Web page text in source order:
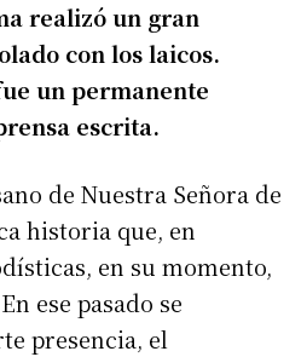
realizó un gran
con los laicos.
un permanente
escrita.
de Nuestra Señora de
historia que, en
en su momento,
ese pasado se
presencia, el